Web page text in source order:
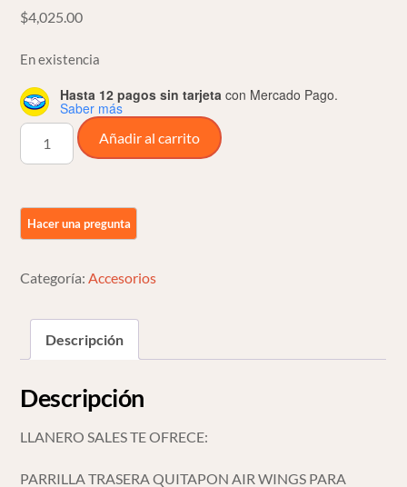
$4,025.00
En existencia
Hasta 12 pagos sin tarjeta con Mercado Pago.
Saber más
Parrilla
Rack
Harley
Touring
Up
Cromo
Añadir al carrito
Categoría: Accesorios
Descripción
Descripción
LLANERO SALES TE OFRECE:
PARRILLA TRASERA QUITAPON AIR WINGS PARA